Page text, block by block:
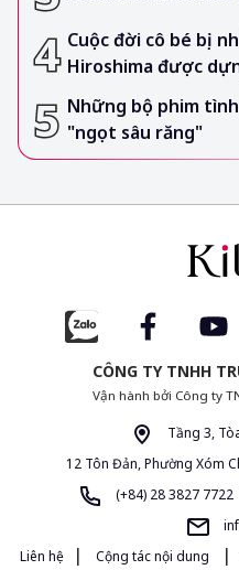
Cuộc đời cô bé bị
Hiroshima được
Những bộ phim
"ngọt sâu răng"
CÔNG TY TNHH
Vận hành bởi Công ty
Tầng 3,
12 Tôn Đản, Phường Xóm
(+84) 28 3827
Liên hệ
| Cộng tác nội dung |